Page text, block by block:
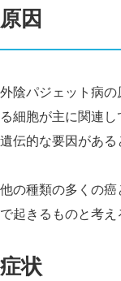
原因
外陰パジェット病
る細胞が主に関連
遺伝的な要因がある
他の種類の多くの
で起きるものと考え
症状